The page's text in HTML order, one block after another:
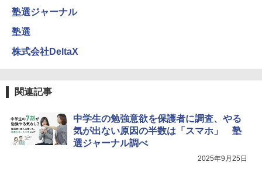
￥4,758
塾選ジャーナル
塾選
株式会社DeltaX
関連記事
中学生の勉強意欲を保護者に調査、やる
気が出ない原因の半数は「スマホ」 塾
選ジャーナル調べ
2025年9月25日